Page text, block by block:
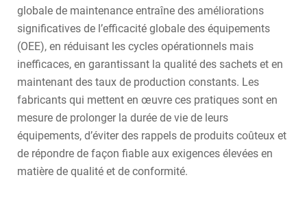
globale de maintenance entraîne des améliorations
significatives de l’efficacité globale des équipements
(OEE), en réduisant les cycles opérationnels mais
inefficaces, en garantissant la qualité des sachets et en
maintenant des taux de production constants. Les
fabricants qui mettent en œuvre ces pratiques sont en
mesure de prolonger la durée de vie de leurs
équipements, d’éviter des rappels de produits coûteux et
de répondre de façon fiable aux exigences élevées en
matière de qualité et de conformité.